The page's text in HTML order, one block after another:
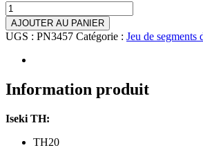
quantité
de
Jeu
de
segments
pistons
Iseki
Moteur
⌀83mm
AJOUTER AU PANIER
UGS : PN3457 Catégorie : Jeu de segments
Information produit
Iseki TH:
TH20